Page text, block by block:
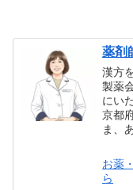
薬剤
漢方
製薬
にい
京都
ま、
お薬
ら